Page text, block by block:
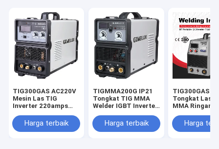
TIG300GAS AC220V
Mesin Las TIG
Inverter 220amps
Harga terbaik
TIGMMA200G IP21
Tongkat TIG MMA
Welder IGBT Inverter
Harga terbaik
TIG300GAS
Tongkat Las
MMA Ringan
Harga